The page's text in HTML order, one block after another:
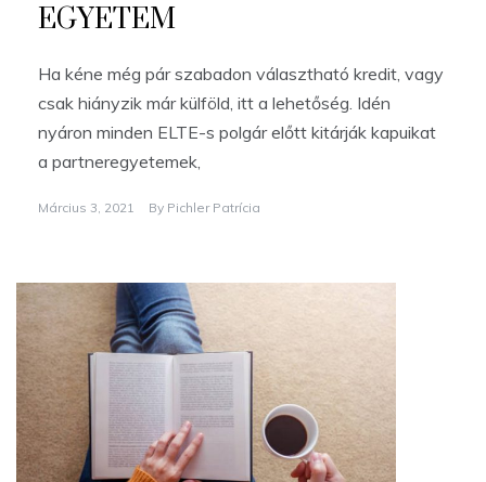
EGYETEM
Ha kéne még pár szabadon választható kredit, vagy
csak hiányzik már külföld, itt a lehetőség. Idén
nyáron minden ELTE-s polgár előtt kitárják kapuikat
a partneregyetemek,
Március 3, 2021 By Pichler Patrícia